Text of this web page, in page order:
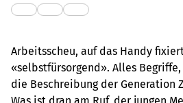
Arbeitsscheu, auf das Handy
«selbstfürsorgend». Alles
die Beschreibung der Generation